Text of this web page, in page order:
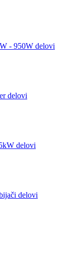
- 950W delovi
delovi
delovi
delovi